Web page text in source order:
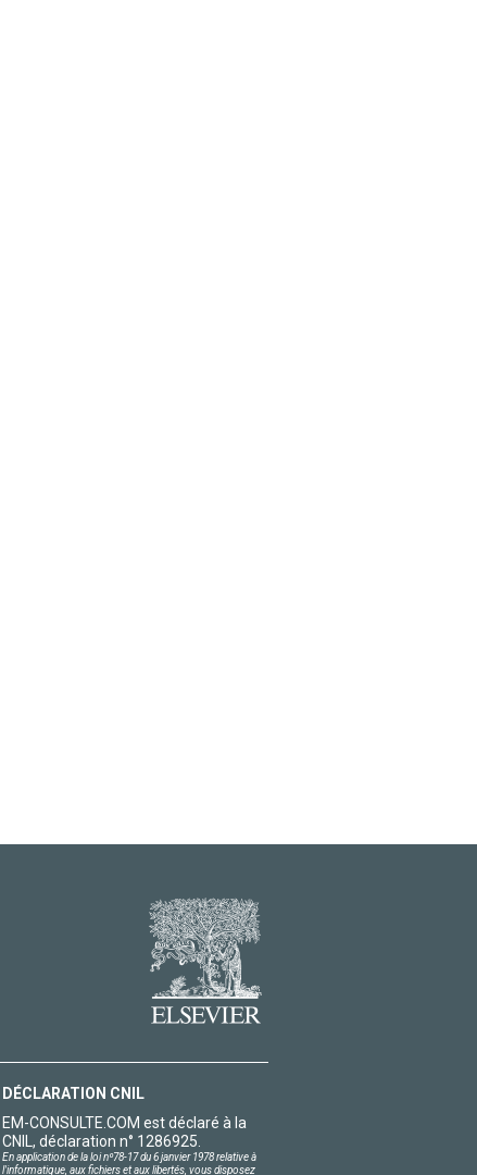
DÉCLARATION CNIL
EM-CONSULTE.COM est déclaré à la
CNIL, déclaration n° 1286925.
En application de la loi nº78-17 du 6 janvier 1978 relative à
l'informatique, aux fichiers et aux libertés, vous disposez